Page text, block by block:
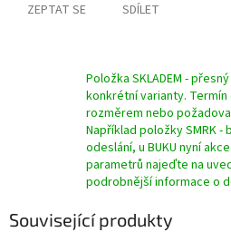
ZEPTAT SE SDÍLET
Položka SKLADEM -
konkrétní varianty.
rozměrem nebo
Například položky SMRK -
odeslání, u BUKU nyní
parametrů najeďte na
podrobnější informace o
Související produkty